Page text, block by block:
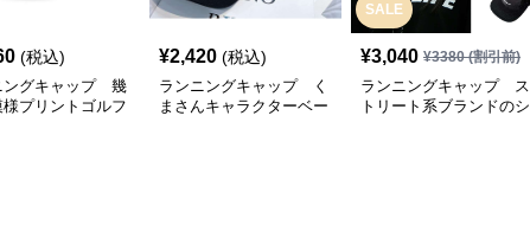
(税込)
ングキャップ 幾
プリントゴルフ
¥2,420 (税込)
ランニングキャップ く
まさんキャラクターベー
SALE
¥3,040 ¥3380(割引前)
ランニングキャップ ス
トリート系ブランドのシ